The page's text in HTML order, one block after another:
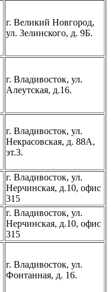
г. Великий Новгород,
ул. Зелинского, д. 9Б.
г. Владивосток, ул.
Алеутская, д.16.
г. Владивосток, ул.
Некрасовская, д. 88А,
эт.3.
г. Владивосток, ул.
Нерчинская, д.10, офис
315
г. Владивосток, ул.
Нерчинская, д.10, офис
315
г. Владивосток, ул.
Фонтанная, д. 16.